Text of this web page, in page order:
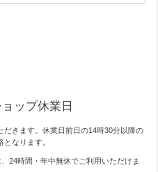
ップ休業日
きます。休業日前日の14時30分以降の
なります。
24時間・年中無休でご利用いただけま